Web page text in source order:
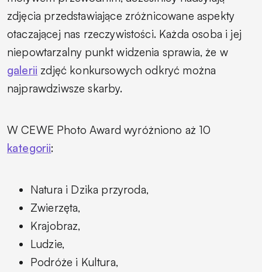
zdjęcia przedstawiające zróżnicowane aspekty
otaczającej nas rzeczywistości. Każda osoba i jej
niepowtarzalny punkt widzenia sprawia, że w
galerii zdjęć konkursowych odkryć można
najprawdziwsze skarby.
W CEWE Photo Award wyróżniono aż 10
kategorii:
Natura i Dzika przyroda,
Zwierzęta,
Krajobraz,
Ludzie,
Podróże i Kultura,